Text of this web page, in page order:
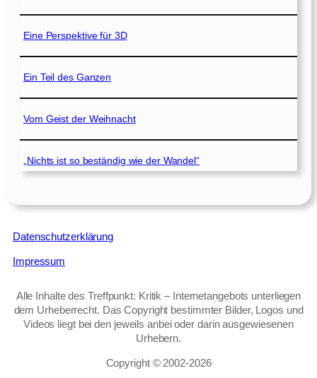
Eine Perspektive für 3D
Ein Teil des Ganzen
Vom Geist der Weihnacht
„Nichts ist so beständig wie der Wandel“
Datenschutzerklärung
Impressum
Alle Inhalte des Treffpunkt: Kritik – Internetangebots unterliegen
dem Urheberrecht. Das Copyright bestimmter Bilder, Logos und
Videos liegt bei den jeweils anbei oder darin ausgewiesenen
Urhebern.
Copyright © 2002‑2026